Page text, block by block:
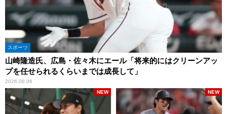
スポーツ
山崎隆造氏、広島・佐々木にエール「将来的にはクリーンアッ
プを任せられるくらいまでは成長して」
2026.08.06
NEW NEW